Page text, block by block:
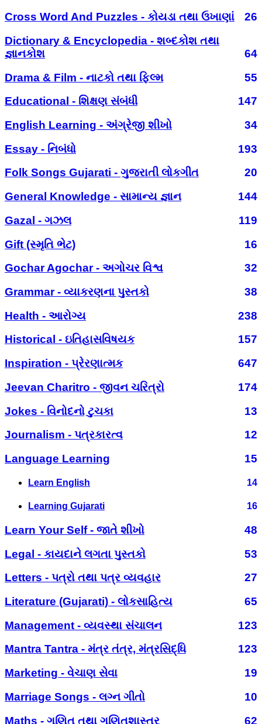
Cross Word And Puzzles - કોયડા તથા ઉખાણાં
26
Dictionary & Encyclopedia - શબ્દકોશ તથા
જ્ઞાનકોશ
64
Drama & Film - નાટકો તથા ફિલ્મ
55
Educational - શિક્ષણ સંબંધી
147
English Learning - અંગ્રેજી શીખો
34
Essay - નિબંધો
193
Folk Songs Gujarati - ગુજરાતી લોકગીત
20
General Knowledge - સામાન્ય જ્ઞાન
144
Gazal - ગઝલ
119
Gift (સ્મૃતિ ભેટ)
16
Gochar Agochar - અગોચર વિશ્વ
32
Grammar - વ્યાકરણના પુસ્તકો
38
Health - આરોગ્ય
238
Historical - ઇતિહાસવિષયક
157
Inspiration - પ્રેરણાત્મક
647
Jeevan Charitro - જીવન ચરિત્રો
174
Jokes - વિનોદનો ટુચકા
13
Journalism - પત્રકારત્વ
12
Language Learning
15
Learn English 14
Learning Gujarati 16
Learn Your Self - જાતે શીખો
48
Legal - કાયદાને લગતા પુસ્તકો
53
Letters - પત્રો તથા પત્ર વ્યવહાર
27
Literature (Gujarati) - લોકસાહિત્ય
65
Management - વ્યવસ્થા સંચાલન
123
Mantra Tantra - મંત્ર તંત્ર, મંત્રસિદ્ધિ
123
Marketing - વેચાણ સેવા
19
Marriage Songs - લગ્ન ગીતો
10
Maths - ગણિત તથા ગણિતશાસ્ત્ર
62